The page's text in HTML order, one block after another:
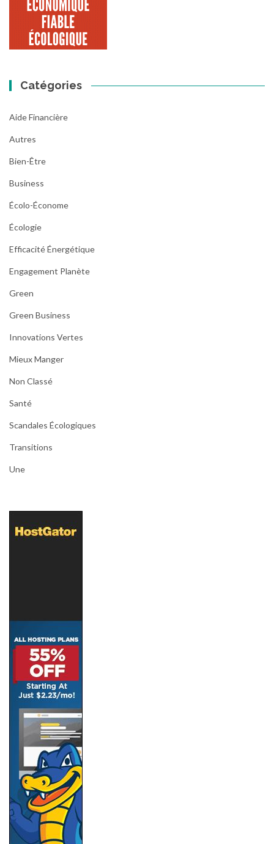
Catégories
Aide Financière
Autres
Bien-Être
Business
Écolo-Économe
Écologie
Efficacité Énergétique
Engagement Planète
Green
Green Business
Innovations Vertes
Mieux Manger
Non Classé
Santé
Scandales Écologiques
Transitions
Une